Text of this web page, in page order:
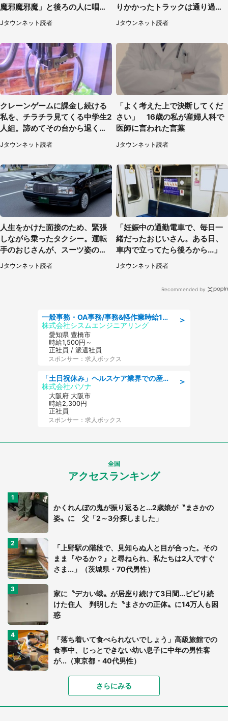
魔邪魔邪魔」と後ろの人に唱え
られて（神奈川県・30代女性）
Jタウンネット読者
りかかったトラックは通り過ぎ
ていき...（福岡県・30代女性）
Jタウンネット読者
クレーンゲームに課金し続ける
私を、チラチラ見てくる中学生2
人組。諦めてその台から退く
と、後ろから声が（東京都・40
代女性）
Jタウンネット読者
「よく考えた上で決断してくだ
さい」 16歳の私が産婦人科で
医師に言われた言葉
Jタウンネット読者
人生をかけた面接のため、緊張
しながら乗ったタクシー。運転
手のおじさんが、スーツ姿の私
を見て...（福岡県・30代女性）
Jタウンネット読者
「妊娠中の通勤電車で、毎日一
緒だったおじいさん。ある日、
車内で立ってたら後ろから...」
Jタウンネット読者
Recommended by
＞
一般事務・OA事務/事務&軽作業時給1500円土日祝休み各種社保完備
株式会社シスムエンジニアリング
愛知県 豊橋市
時給1,500円～
正社員 / 派遣社員
スポンサー：求人ボックス
＞
「土日祝休み」ヘルスケア業界での産業保健師業務/看護師/高時給/要資格:正看護師
株式会社パソナ
大阪府 大阪市
時給2,300円
正社員
スポンサー：求人ボックス
全国
アクセスランキング
かくれんぼの鬼が振り返ると...2歳娘が〝まさかの
姿〟に 父「2～3分探しました」
「上野駅の階段で、見知らぬ人と目が合った。その
まま『やるか？』と尋ねられ、私たちは2人ですぐ
さま...」（茨城県・70代男性）
家に〝デカい蛾〟が居座り続けて3日間...ビビり続
けた住人 判明した〝まさかの正体〟に14万人も困
惑
「落ち着いて食べられないでしょう」高級旅館での
食事中、じっとできない幼い息子に中年の男性客
が...（東京都・40代男性）
「富豪すぎ」1歳息子の〝店頭駄々こね〟の内容に1.
7万人驚がく 「お菓子売り場ならまだしも...」「ハ
ードル高い」
さらにみる